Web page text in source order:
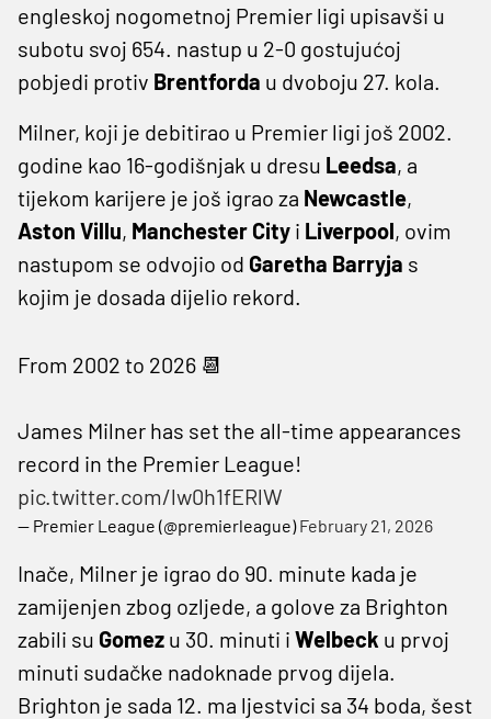
engleskoj nogometnoj Premier ligi upisavši u
subotu svoj 654. nastup u 2-0 gostujućoj
pobjedi protiv Brentforda u dvoboju 27. kola.
Milner, koji je debitirao u Premier ligi još 2002.
godine kao 16-godišnjak u dresu Leedsa, a
tijekom karijere je još igrao za Newcastle,
Aston Villu, Manchester City i Liverpool, ovim
nastupom se odvojio od Garetha Barryja s
kojim je dosada dijelio rekord.
From 2002 to 2026 📆
James Milner has set the all-time appearances
record in the Premier League!
pic.twitter.com/lw0h1fERlW
— Premier League (@premierleague)February 21, 2026
Inače, Milner je igrao do 90. minute kada je
zamijenjen zbog ozljede, a golove za Brighton
zabili su Gomez u 30. minuti i Welbeck u prvoj
minuti sudačke nadoknade prvog dijela.
Brighton je sada 12. ma ljestvici sa 34 boda, šest